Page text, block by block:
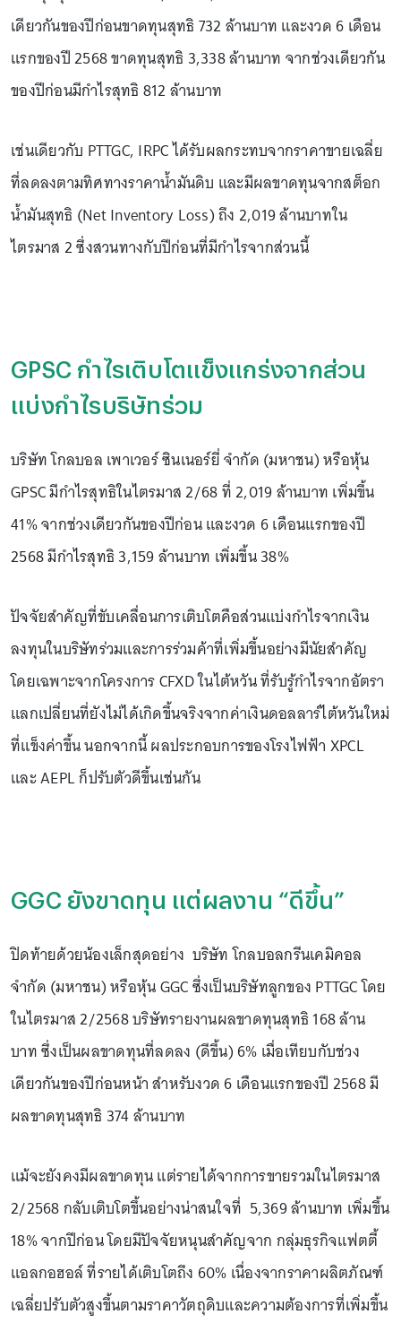
เดียวกันของปีก่อนขาดทุนสุทธิ 732 ล้านบาท และงวด 6 เดือน
แรกของปี 2568 ขาดทุนสุทธิ 3,338 ล้านบาท จากช่วงเดียวกัน
ของปีก่อนมีกำไรสุทธิ 812 ล้านบาท
เช่นเดียวกับ PTTGC, IRPC ได้รับผลกระทบจากราคาขายเฉลี่ย
ที่ลดลงตามทิศทางราคาน้ำมันดิบ และมีผลขาดทุนจากสต็อก
น้ำมันสุทธิ (Net Inventory Loss) ถึง 2,019 ล้านบาทใน
ไตรมาส 2 ซึ่งสวนทางกับปีก่อนที่มีกำไรจากส่วนนี้
GPSC กำไรเติบโตแข็งแกร่งจากส่วน
แบ่งกำไรบริษัทร่วม
บริษัท โกลบอล เพาเวอร์ ซินเนอร์ยี่ จำกัด (มหาชน) หรือหุ้น
GPSC มีกำไรสุทธิในไตรมาส 2/68 ที่ 2,019 ล้านบาท เพิ่มขึ้น
41% จากช่วงเดียวกันของปีก่อน และงวด 6 เดือนแรกของปี
2568 มีกำไรสุทธิ 3,159 ล้านบาท เพิ่มขึ้น 38%
ปัจจัยสำคัญที่ขับเคลื่อนการเติบโตคือส่วนแบ่งกำไรจากเงิน
ลงทุนในบริษัทร่วมและการร่วมค้าที่เพิ่มขึ้นอย่างมีนัยสำคัญ
โดยเฉพาะจากโครงการ CFXD ในไต้หวัน ที่รับรู้กำไรจากอัตรา
แลกเปลี่ยนที่ยังไม่ได้เกิดขึ้นจริงจากค่าเงินดอลลาร์ไต้หวันใหม่
ที่แข็งค่าขึ้น นอกจากนี้ ผลประกอบการของโรงไฟฟ้า XPCL
และ AEPL ก็ปรับตัวดีขึ้นเช่นกัน
GGC ยังขาดทุน แต่ผลงาน “ดีขึ้น”
ปิดท้ายด้วยน้องเล็กสุดอย่าง บริษัท โกลบอลกรีนเคมิคอล
จำกัด (มหาชน) หรือหุ้น GGC ซึ่งเป็นบริษัทลูกของ PTTGC โดย
ในไตรมาส 2/2568 บริษัทรายงานผลขาดทุนสุทธิ 168 ล้าน
บาท ซึ่งเป็นผลขาดทุนที่ลดลง (ดีขึ้น) 6% เมื่อเทียบกับช่วง
เดียวกันของปีก่อนหน้า สำหรับงวด 6 เดือนแรกของปี 2568 มี
ผลขาดทุนสุทธิ 374 ล้านบาท
แม้จะยังคงมีผลขาดทุน แต่รายได้จากการขายรวมในไตรมาส
2/2568 กลับเติบโตขึ้นอย่างน่าสนใจที่ 5,369 ล้านบาท เพิ่มขึ้น
18% จากปีก่อน โดยมีปัจจัยหนุนสำคัญจาก กลุ่มธุรกิจแฟตตี้
แอลกอฮอล์ ที่รายได้เติบโตถึง 60% เนื่องจากราคาผลิตภัณฑ์
เฉลี่ยปรับตัวสูงขึ้นตามราคาวัตถุดิบและความต้องการที่เพิ่มขึ้น